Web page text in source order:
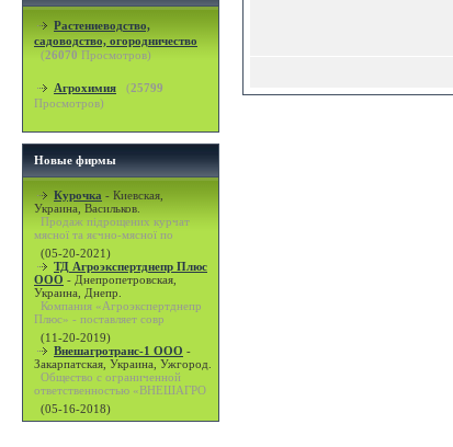
Растениеводство,
садоводство, огородничество
(26070 Просмотров)
Агрохимия (25799
Просмотров)
Новые фирмы
Курочка - Киевская,
Украина, Васильков.
Продаж підрощених курчат
мясної та яєчно-мясної по
(05-20-2021)
ТД Агроэкспертднепр Плюс
ООО - Днепропетровская,
Украина, Днепр.
Компания «Агроэкспертднепр
Плюс» - поставляет совр
(11-20-2019)
Внешагротранс-1 ООО -
Закарпатская, Украина, Ужгород.
Общество с ограниченной
ответственностью «ВНЕШАГРО
(05-16-2018)